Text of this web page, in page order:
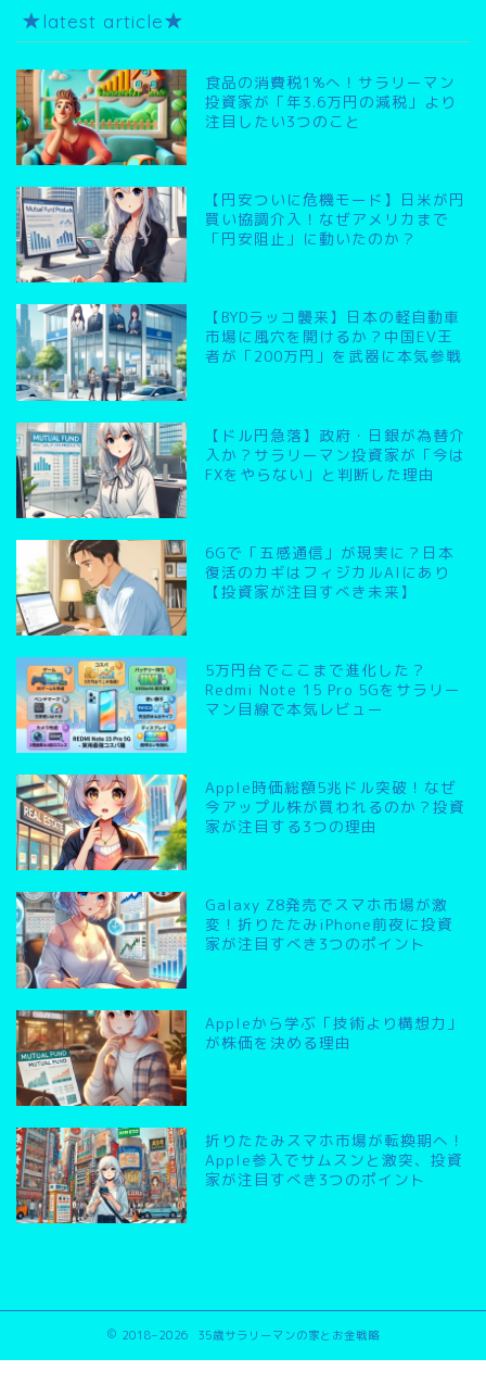
★latest article★
食品の消費税1%へ！サラリーマン
投資家が「年3.6万円の減税」より
注目したい3つのこと
【円安ついに危機モード】日米が円
買い協調介入！なぜアメリカまで
「円安阻止」に動いたのか？
【BYDラッコ襲来】日本の軽自動車
市場に風穴を開けるか？中国EV王
者が「200万円」を武器に本気参戦
【ドル円急落】政府・日銀が為替介
入か？サラリーマン投資家が「今は
FXをやらない」と判断した理由
6Gで「五感通信」が現実に？日本
復活のカギはフィジカルAIにあり
【投資家が注目すべき未来】
5万円台でここまで進化した？
Redmi Note 15 Pro 5Gをサラリー
マン目線で本気レビュー
Apple時価総額5兆ドル突破！なぜ
今アップル株が買われるのか？投資
家が注目する3つの理由
Galaxy Z8発売でスマホ市場が激
変！折りたたみiPhone前夜に投資
家が注目すべき3つのポイント
Appleから学ぶ「技術より構想力」
が株価を決める理由
折りたたみスマホ市場が転換期へ！
Apple参入でサムスンと激突、投資
家が注目すべき3つのポイント
2018–2026 35歳サラリーマンの家とお金戦略